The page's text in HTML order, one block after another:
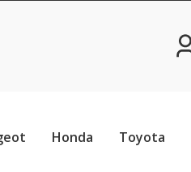
Honda Toyota